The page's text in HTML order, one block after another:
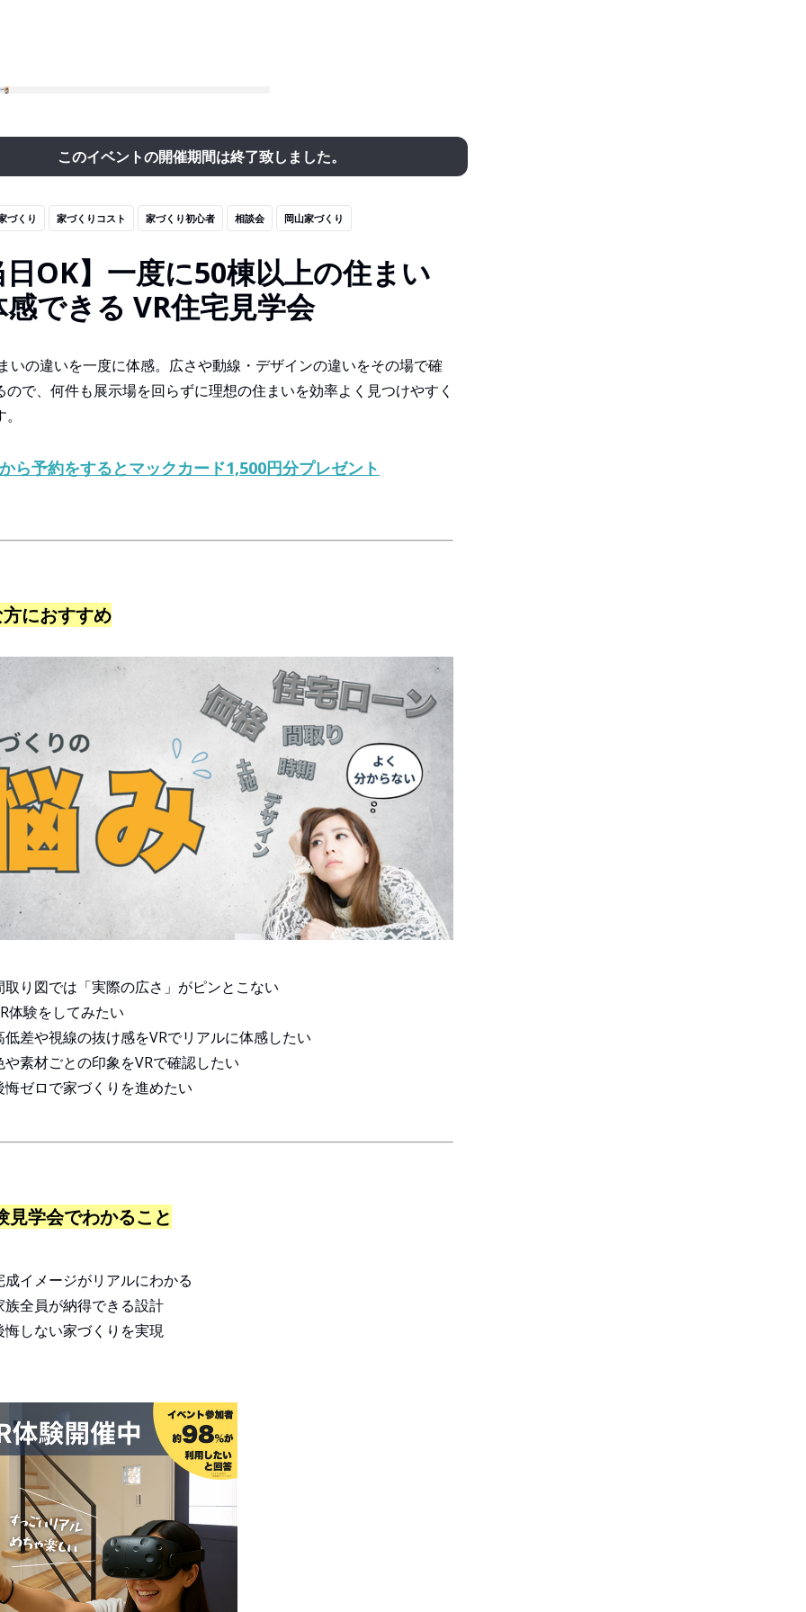
このイベントの開催期間は終了致しました。
づくり 家づくりコスト 家づくり初心者 相談会 岡山家づくり
OK】一度に50棟以上の住まい
できる VR住宅見学会
いの違いを一度に体感。広さや動線・デザインの違いをその場で確
ので、何件も展示場を回らずに理想の住まいを効率よく見つけやすく
ら予約をするとマックカード1,500円分プレゼント
におすすめ
取り図では「実際の広さ」がピンとこない
体験をしてみたい
低差や視線の抜け感をVRでリアルに体感したい
や素材ごとの印象をVRで確認したい
悔ゼロで家づくりを進めたい
見学会でわかること
成イメージがリアルにわかる
族全員が納得できる設計
悔しない家づくりを実現